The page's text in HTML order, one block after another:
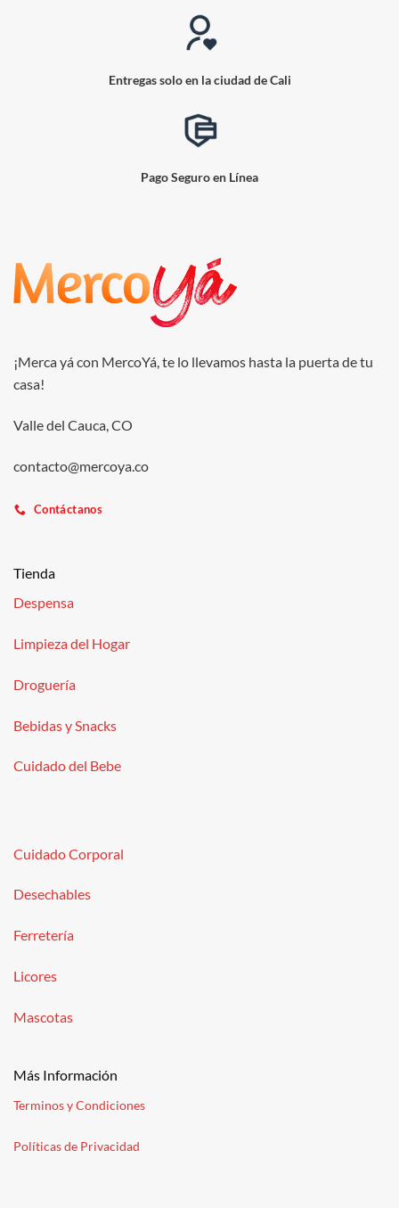
Entregas solo en la ciudad de Cali
Pago Seguro en Línea
¡Merca yá con MercoYá, te lo llevamos hasta la puerta de tu
casa!
Valle del Cauca, CO
contacto@mercoya.co
Contáctanos
Tienda
Despensa
Limpieza del Hogar
Droguería
Bebidas y Snacks
Cuidado del Bebe
Cuidado Corporal
Desechables
Ferretería
Licores
Mascotas
Más Información
Terminos y Condiciones
Políticas de Privacidad